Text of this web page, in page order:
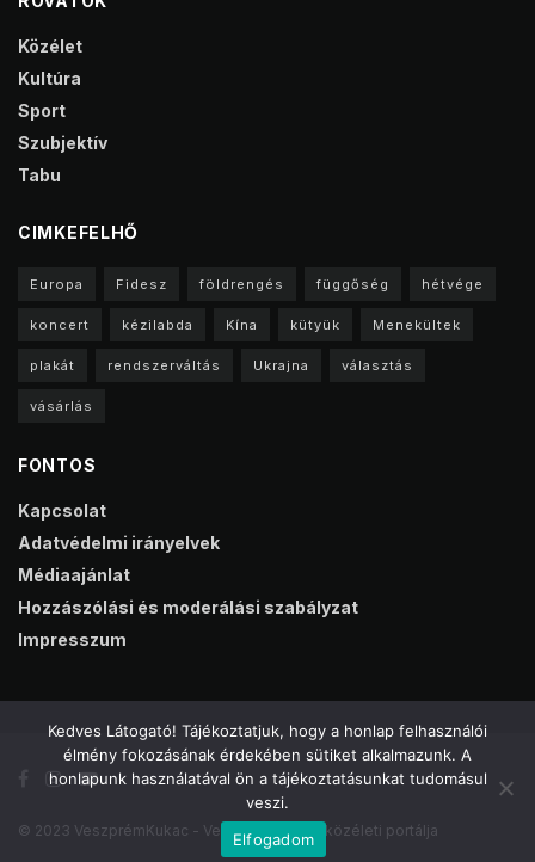
Közélet
Kultúra
Sport
Szubjektív
Tabu
CIMKEFELHŐ
Europa Fidesz földrengés függőség hétvége
koncert kézilabda Kína kütyük Menekültek
plakát rendszerváltás Ukrajna választás
vásárlás
FONTOS
Kapcsolat
Adatvédelmi irányelvek
Médiaajánlat
Hozzászólási és moderálási szabályzat
Impresszum
© 2023 VeszprémKukac - Veszprém online közéleti portálja
Kedves Látogató! Tájékoztatjuk, hogy a honlap felhasználói
élmény fokozásának érdekében sütiket alkalmazunk. A
honlapunk használatával ön a tájékoztatásunkat tudomásul
veszi.
Elfogadom